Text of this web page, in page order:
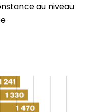
au niveau